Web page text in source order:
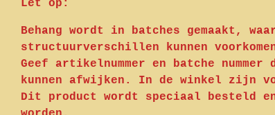
Let op:
Behang wordt in batches gemaakt,
structuurverschillen kunnen
Geef artikelnummer en batche
kunnen afwijken. In de winkel zijn
Dit product wordt speciaal besteld